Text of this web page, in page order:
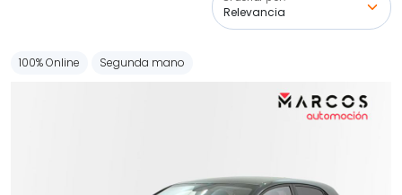
100% Online Segunda mano